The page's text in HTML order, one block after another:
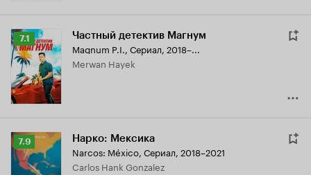
Рейтинг
Кинопоиска
7.1
7.1 Частный детектив Магнум
Magnum P.I., Сериал, 2018–...
Merwan Hayek
Рейтинг
Кинопоиска
7.9
7.9 Нарко: Мексика
Narcos: México, Сериал, 2018–2021
Carlos Hank Gonzalez